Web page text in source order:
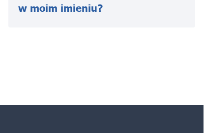
w moim imieniu?